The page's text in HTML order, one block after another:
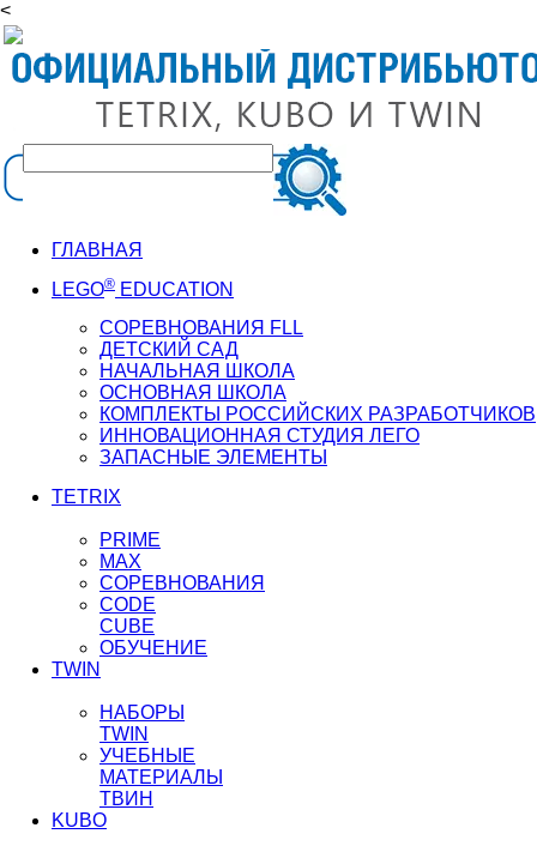
<
ГЛАВНАЯ
LEGO® EDUCATION
СОРЕВНОВАНИЯ FLL
ДЕТСКИЙ САД
НАЧАЛЬНАЯ ШКОЛА
ОСНОВНАЯ ШКОЛА
КОМПЛЕКТЫ РОССИЙСКИХ РАЗРАБОТЧИКОВ
ИННОВАЦИОННАЯ СТУДИЯ ЛЕГО
ЗАПАСНЫЕ ЭЛЕМЕНТЫ
TETRIX
PRIME
MAX
СОРЕВНОВАНИЯ
CODE
CUBE
ОБУЧЕНИЕ
TWIN
НАБОРЫ
TWIN
УЧЕБНЫЕ
МАТЕРИАЛЫ
ТВИН
KUBO